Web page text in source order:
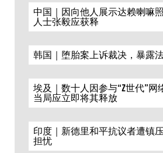
中国｜因向他人展示达赖喇嘛
人士张毅应获释
韩国｜堕胎案上诉裁决，暴露
埃及｜数十人因参与“Z世代”网
当局应立即将其释放
印度｜新德里和平抗议者遭镇
担忧